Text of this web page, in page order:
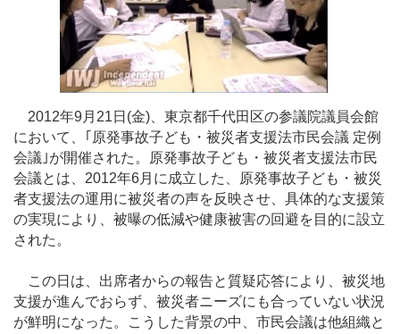
2012年9月21日(金)、東京都千代田区の参議院議員会館
において、｢原発事故子ども・被災者支援法市民会議 定例
会議｣が開催された。原発事故子ども・被災者支援法市民
会議とは、2012年6月に成立した、原発事故子ども・被災
者支援法の運用に被災者の声を反映させ、具体的な支援策
の実現により、被曝の低減や健康被害の回避を目的に設立
された。
この日は、出席者からの報告と質疑応答により、被災地
支援が進んでおらず、被災者ニーズにも合っていない状況
が鮮明になった。こうした背景の中、市民会議は他組織と